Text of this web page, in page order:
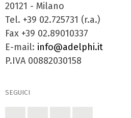
20121 - Milano
Tel. +39 02.725731 (r.a.)
Fax +39 02.89010337
E-mail: info@adelphi.it
P.IVA 00882030158
SEGUICI